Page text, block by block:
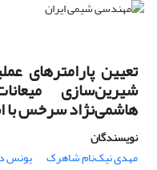
شیرین‌سازی
هاشمی‌نژاد سرخس با
نویسندگان
مهدی نیک‌نام شاهرک
یونس